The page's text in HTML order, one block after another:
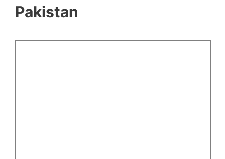
Pakistan